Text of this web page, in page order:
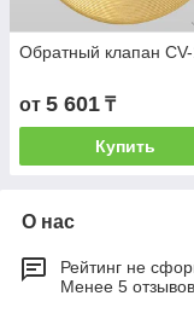
Обратный клапан
от 5 601 ₸
Купить
О нас
Рейтинг не
Менее 5